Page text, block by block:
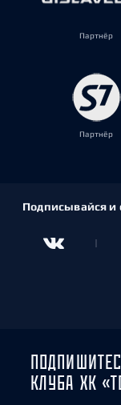
Партнёр
Партнёр
Подписывайся и
КЛУБА ХК